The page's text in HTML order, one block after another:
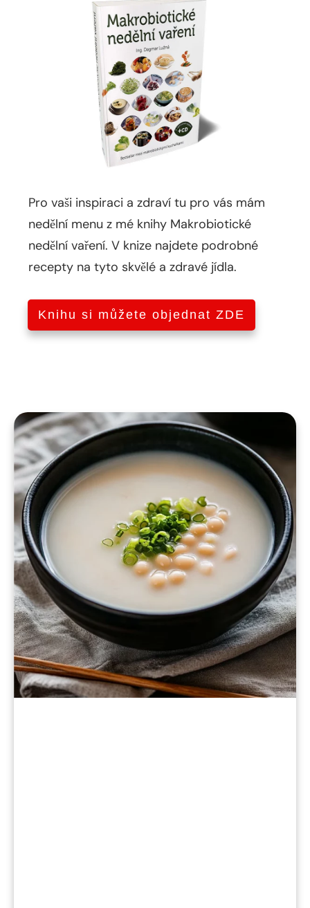
Pro vaši inspiraci a zdraví tu pro vás mám
nedělní menu z mé knihy Makrobiotické
nedělní vaření. V knize najdete podrobné
recepty na tyto skvělé a zdravé jídla.
Knihu si můžete objednat ZDE